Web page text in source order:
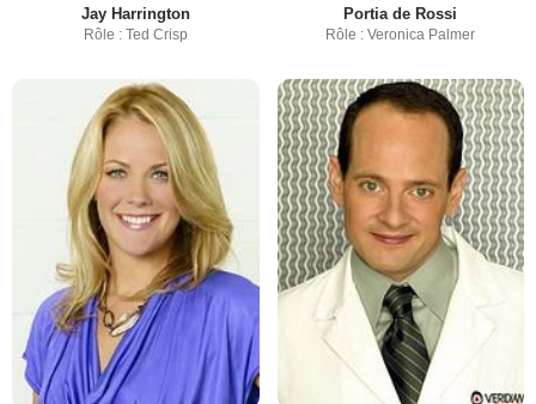
Jay Harrington
Rôle : Ted Crisp
Portia de Rossi
Rôle : Veronica Palmer